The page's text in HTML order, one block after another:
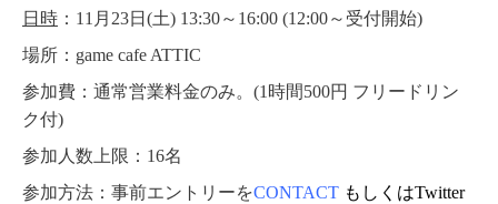
日時 ：11月23日(土) 13:30～16:00 (12:00～受付開始)
場所 ：game cafe ATTIC
参加費 ：通常営業料金のみ。(1時間500円 フリードリン
ク付)
参加人数上限 ：16名
参加方法 ： 事前エントリーをCONTACT もしくはTwitter